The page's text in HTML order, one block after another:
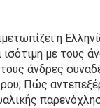
η
με τους
τους άνδρες
Πώς